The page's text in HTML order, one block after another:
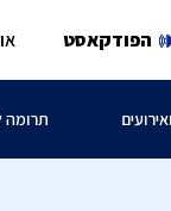
הפודקאסט
תרומה